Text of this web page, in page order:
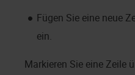
Fügen Sie eine neue
ein.
Markieren Sie eine Zeile